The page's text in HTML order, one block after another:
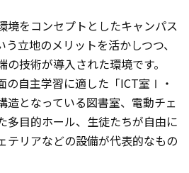
境をコンセプトとしたキャンパス
立地のメリットを活かしつつ、
技術が導入された環境です。
の自主学習に適した「ICT室Ⅰ・
造となっている図書室、電動チェ
多目的ホール、生徒たちが自由に
テリアなどの設備が代表的なもの